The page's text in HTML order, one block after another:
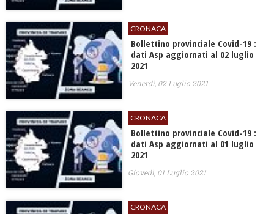
CRONACA
Bollettino provinciale Covid-19 :
dati Asp aggiornati al 02 luglio
2021
Venerdì, 02 Luglio 2021
CRONACA
Bollettino provinciale Covid-19 :
dati Asp aggiornati al 01 luglio
2021
Giovedì, 01 Luglio 2021
CRONACA